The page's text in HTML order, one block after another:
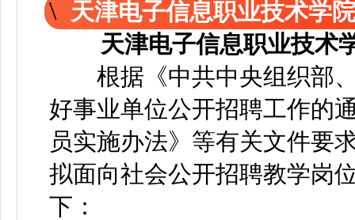
天津电子信息职业技术学
天津电子信息职业技术
根据《中共中央组织部、
好事业单位公开招聘工作的
员实施办法》等有关文件要
拟面向社会公开招聘教学岗
下：